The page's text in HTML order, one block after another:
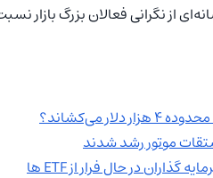
از نگرانی فعالان بزرگ بازار
می‌کشاند؟